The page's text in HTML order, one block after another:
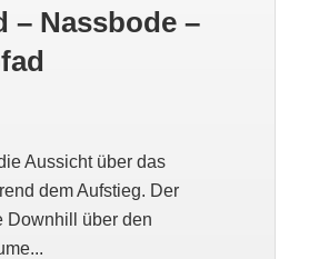
– Nassbode –
Aussicht über das
dem Aufstieg. Der
Downhill über den